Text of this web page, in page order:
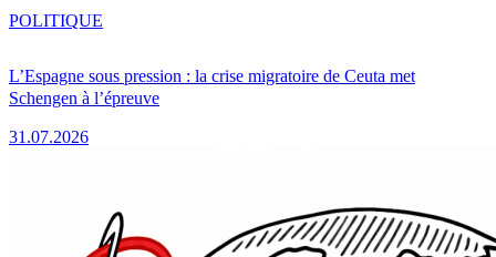
L’Espagne sous pression : la crise migratoire de Ceuta met
Schengen à l’épreuve
31.07.2026
POLITIQUE